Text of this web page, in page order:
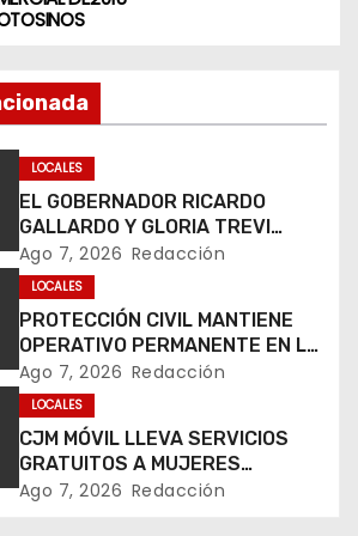
LOCALES
EL GOBERNADOR RICARDO
GALLARDO Y GLORIA TREVI
LLEVAN ESPERANZA A LA PILA
Ago 7, 2026 Redacción
LOCALES
PROTECCIÓN CIVIL MANTIENE
OPERATIVO PERMANENTE EN LA
FENAPO 2026
Ago 7, 2026 Redacción
LOCALES
CJM MÓVIL LLEVA SERVICIOS
GRATUITOS A MUJERES
DURANTE LA FENAPO 2026
Ago 7, 2026 Redacción